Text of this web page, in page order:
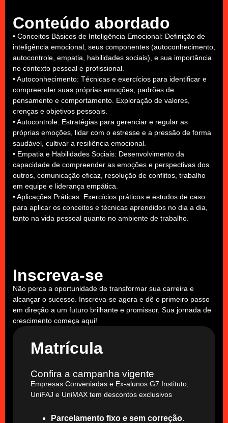
Conteúdo abordado
• Conceitos Básicos de Inteligência Emocional: Definição de
inteligência emocional, seus componentes (autoconhecimento,
autocontrole, empatia, habilidades sociais), e sua importância
no contexto pessoal e profissional.
• Autoconhecimento: Técnicas e exercícios para identificar e
compreender suas próprias emoções, padrões de
pensamento e comportamento. Exploração de valores,
crenças e objetivos pessoais.
• Autocontrole: Estratégias para gerenciar e regular as
próprias emoções, lidar com o estresse e a pressão de forma
saudável, cultivar a resiliência emocional.
• Empatia e Habilidades Sociais: Desenvolvimento da
capacidade de compreender as emoções e perspectivas dos
outros, comunicação eficaz, resolução de conflitos, trabalho
em equipe e liderança empática.
• Aplicações Práticas: Exercícios práticos e estudos de caso
para aplicar os conceitos e técnicas aprendidos no dia a dia,
tanto na vida pessoal quanto no ambiente de trabalho.
Inscreva-se
Não perca a oportunidade de transformar sua carreira e
alcançar o sucesso. Inscreva-se agora e dê o primeiro passo
em direção a um futuro brilhante e promissor. Sua jornada de
crescimento começa aqui!
Matrícula
Confira a campanha vigente
Empresas Conveniadas e Ex-alunos G7 Instituto,
UniFAJ e UniMAX tem descontos exclusivos
Parcelamento fixo e sem correção.